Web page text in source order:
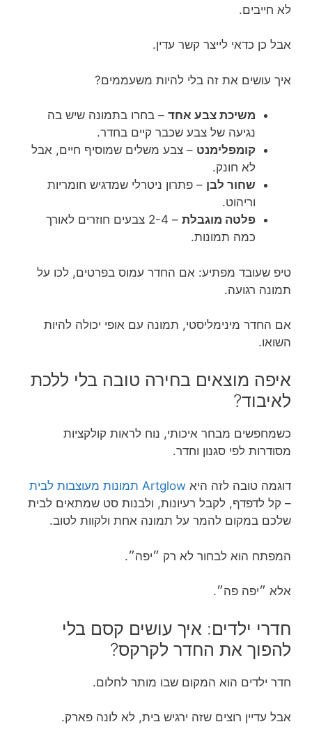
לא חייבים.
אבל כן כדאי לייצר קשר עדין.
איך עושים את זה בלי להיות משעממים?
משיכת צבע אחד – בחרו בתמונה שיש בה
נגיעה של צבע שכבר קיים בחדר.
קומפלימנט – צבע משלים שמוסיף חיים, אבל
לא חונק.
שחור לבן – פתרון ניטרלי שמדגיש חומריות
וריהוט.
פלטה מוגבלת
– 2-4 צבעים חוזרים לאורך
כמה תמונות.
טיפ שעובד מפתיע: אם החדר עמוס בפרטים, לכו על
תמונה רגועה.
אם החדר מינימליסטי, תמונה עם אופי יכולה להיות
השואו.
איפה מוצאים בחירה טובה בלי ללכת
לאיבוד?
כשמחפשים מבחר איכותי, נוח לראות קולקציות
מסודרות לפי סגנון וחדר.
דוגמה טובה לזה היא Artglow תמונות מעוצבות לבית
– קל לדפדף, לקבל רעיונות, ולבנות סט שמתאים לבית
שלכם במקום להמר על תמונה אחת ולקוות לטוב.
המפתח הוא לבחור לא רק ״יפה״.
אלא ״יפה פה״.
חדרי ילדים: איך עושים קסם בלי
להפוך את החדר לקרקס?
חדר ילדים הוא המקום שבו מותר לחלום.
אבל עדיין רוצים שזה ירגיש בית, לא לונה פארק.